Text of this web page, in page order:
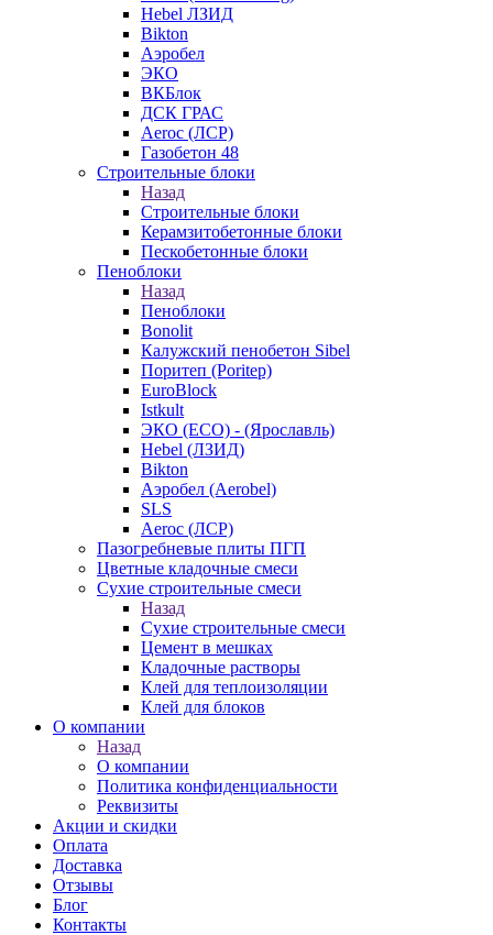
Hebel ЛЗИД
Bikton
Аэробел
ЭКО
ВКБлок
ДСК ГРАС
Aeroc (ЛСР)
Газобетон 48
Строительные блоки
Назад
Строительные блоки
Керамзитобетонные блоки
Пескобетонные блоки
Пеноблоки
Назад
Пеноблоки
Bonolit
Калужский пенобетон Sibel
Поритеп (Poritep)
EuroBlock
Istkult
ЭКО (ECO) - (Ярославль)
Hebel (ЛЗИД)
Bikton
Аэробел (Aerobel)
SLS
Aeroc (ЛСР)
Пазогребневые плиты ПГП
Цветные кладочные смеси
Сухие строительные смеси
Назад
Сухие строительные смеси
Цемент в мешках
Кладочные растворы
Клей для теплоизоляции
Клей для блоков
О компании
Назад
О компании
Политика конфиденциальности
Реквизиты
Акции и скидки
Оплата
Доставка
Отзывы
Блог
Контакты